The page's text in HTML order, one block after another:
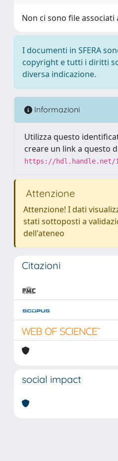
Non ci sono file
I documenti in SFERA
copyright e tutti i diritti
diversa indicazione.
Informazioni
Utilizza questo
creare un link a questo
https://hdl.handle.net/
Attenzione
Attenzione! I dati
stati sottoposti a
dell'ateneo
Citazioni
social impact